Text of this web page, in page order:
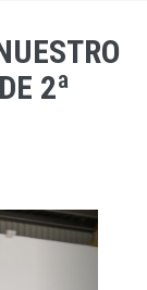
2ª
Next